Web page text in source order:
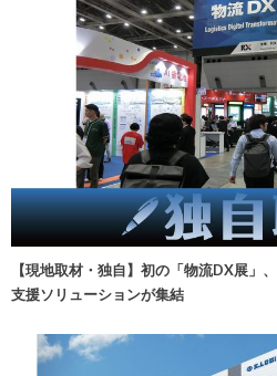
【現地取材・独自】初の「物流DX展」
支援ソリューションが集結